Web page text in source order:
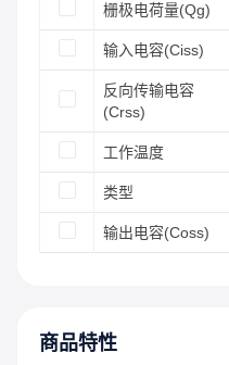
栅极电荷量(Qg)
输入电容(Ciss)
反向传输电容
(Crss)
工作温度
类型
输出电容(Coss)
商品特性